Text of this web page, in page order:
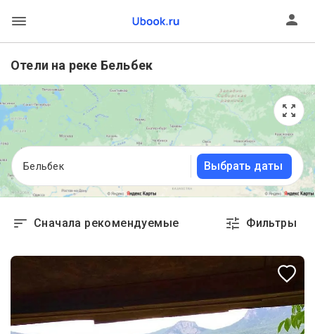
Отели на реке Бельбек
Бельбек Выбрать даты
Сначала рекомендуемые Фильтры